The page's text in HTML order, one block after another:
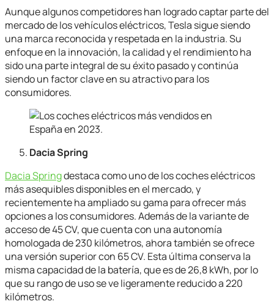
Aunque algunos competidores han logrado captar parte del
mercado de los vehículos eléctricos, Tesla sigue siendo
una marca reconocida y respetada en la industria. Su
enfoque en la innovación, la calidad y el rendimiento ha
sido una parte integral de su éxito pasado y continúa
siendo un factor clave en su atractivo para los
consumidores.
Dacia Spring
Dacia Springdestaca como uno de los coches eléctricos
más asequibles disponibles en el mercado, y
recientemente ha ampliado su gama para ofrecer más
opciones a los consumidores. Además de la variante de
acceso de 45 CV, que cuenta con una autonomía
homologada de 230 kilómetros, ahora también se ofrece
una versión superior con 65 CV. Esta última conserva la
misma capacidad de la batería, que es de 26,8 kWh, por lo
que su rango de uso se ve ligeramente reducido a 220
kilómetros.